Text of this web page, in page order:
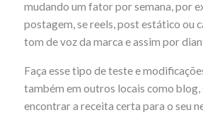
mudando um fator por semana, por
postagem, se reels, post estático ou
tom de voz da marca e assim por
Faça esse tipo de teste e
também em outros locais como
encontrar a receita certa para o seu